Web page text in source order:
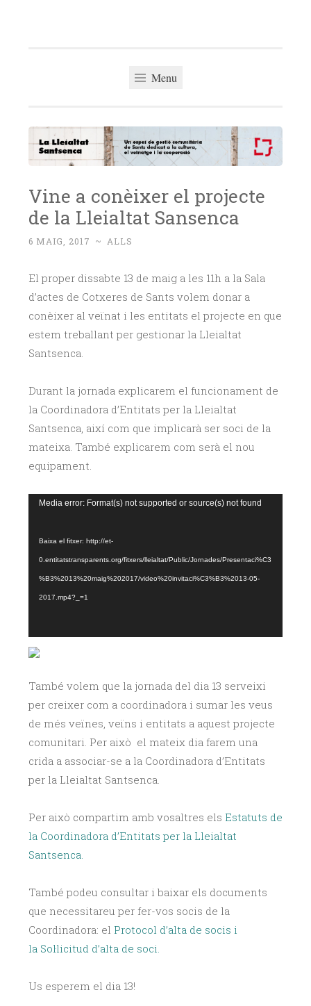
Menu
Vine a conèixer el projecte
de la Lleialtat Sansenca
6 MAIG, 2017 ~ ALLS
El proper dissabte 13 de maig a les 11h a la Sala
d’actes de Cotxeres de Sants volem donar a
conèixer al veïnat i les entitats el projecte en que
estem treballant per gestionar la Lleialtat
Santsenca.
Durant la jornada explicarem el funcionament de
la Coordinadora d’Entitats per la Lleialtat
Santsenca, així com que implicarà ser soci de la
mateixa. També explicarem com serà el nou
equipament.
Reproductor
vídeo
Media error: Format(s) not supported or source(s) not found
Baixa el fitxer: http://et-
0.entitatstransparents.org/fitxers/lleialtat/Public/Jornades/Presentaci%C3
%B3%2013%20maig%202017/video%20invitaci%C3%B3%2013-05-
2017.mp4?_=1
També volem que la jornada del dia 13 serveixi
per creixer com a coordinadora i sumar les veus
de més veïnes, veïns i entitats a aquest projecte
comunitari. Per això el mateix dia farem una
crida a associar-se a la Coordinadora d’Entitats
per la Lleialtat Santsenca.
Per això compartim amb vosaltres els Estatuts de
la Coordinadora d’Entitats per la Lleialtat
Santsenca.
També podeu consultar i baixar els documents
que necessitareu per fer-vos socis de la
Coordinadora: el Protocol d’alta de socis i
la Sol·licitud d’alta de soci.
Us esperem el dia 13!